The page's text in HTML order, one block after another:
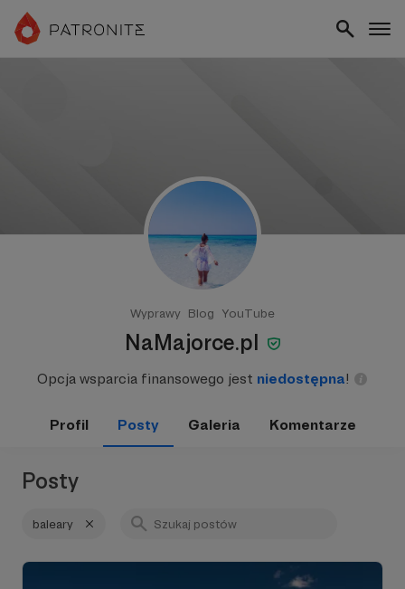
Wyprawy Blog YouTube
NaMajorce.pl
Opcja wsparcia finansowego jest niedostępna!
Profil Posty Galeria Komentarze
Posty
baleary